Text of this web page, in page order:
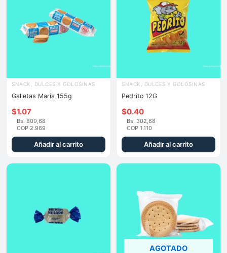
SNACK, DULCES Y GOLOSINAS
Galletas María 155g
$1.07
Bs. 809,68
COP 2.969
Añadir al carrito
SNACK, DULCES Y GOLOSINAS
Pedrito 12G
$0.40
Bs. 302,68
COP 1.110
Añadir al carrito
AGOTADO